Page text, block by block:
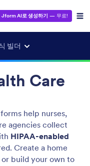
Jform AI로 생성하기 — 무료!
빌더
Care
help nurses,
agencies collect
HIPAA-enabled
Create a home
build your own to